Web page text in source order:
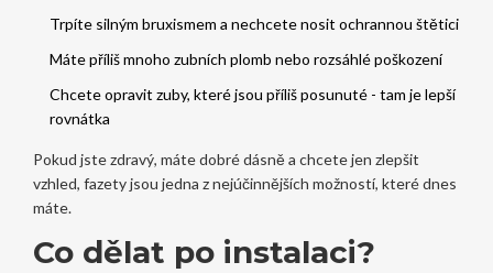
Trpíte silným bruxismem a nechcete nosit ochrannou štětici
Máte příliš mnoho zubních plomb nebo rozsáhlé poškození
Chcete opravit zuby, které jsou příliš posunuté - tam je lepší
rovnátka
Pokud jste zdravý, máte dobré dásně a chcete jen zlepšit
vzhled, fazety jsou jedna z nejúčinnějších možností, které dnes
máte.
Co dělat po instalaci?